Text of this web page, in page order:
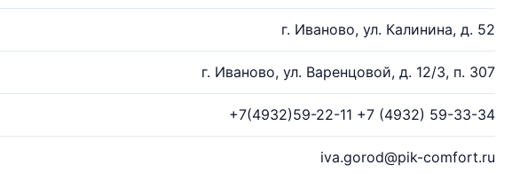
г. Иваново, ул. Калинина, д. 52
г. Иваново, ул. Варенцовой, д. 12/3, п. 307
+7(4932)59-22-11 +7 (4932) 59-33-34
iva.gorod@pik-comfort.ru